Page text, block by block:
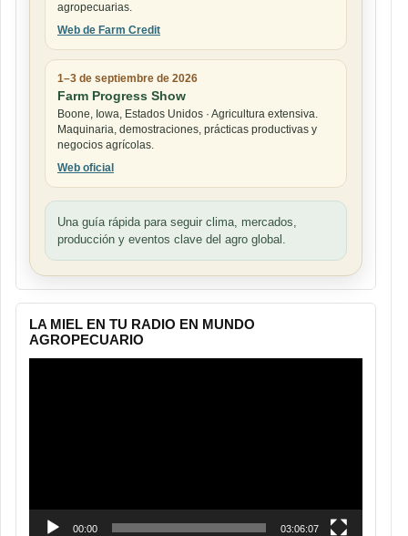
agropecuarias.
Web de Farm Credit
1–3 de septiembre de 2026
Farm Progress Show
Boone, Iowa, Estados Unidos · Agricultura extensiva.
Maquinaria, demostraciones, prácticas productivas y
negocios agrícolas.
Web oficial
Una guía rápida para seguir clima, mercados,
producción y eventos clave del agro global.
LA MIEL EN TU RADIO EN MUNDO
AGROPECUARIO
00:00 03:06:07